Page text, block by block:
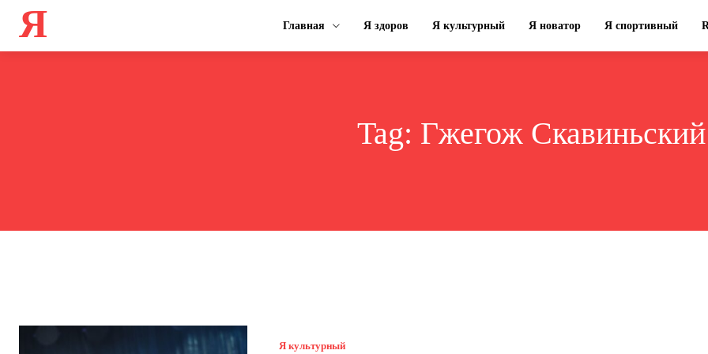
Я Главная Я здоров Я культурный Я новатор Я спортивный
Tag: Гжегож Скавиньский
Я культурный